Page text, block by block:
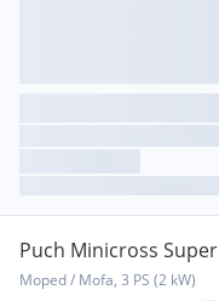
Puch Minicross Super
Moped / Mofa, 3 PS (2 kW)